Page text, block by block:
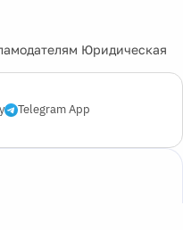
Юридическая
Telegram App